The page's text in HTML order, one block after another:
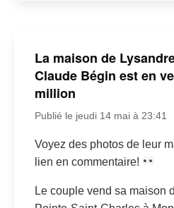
La maison de
Claude Bégin est en
million
Publié le jeudi 14 mai à 23:41
Voyez des photos de leur
lien en commentaire!
Le couple vend sa maison